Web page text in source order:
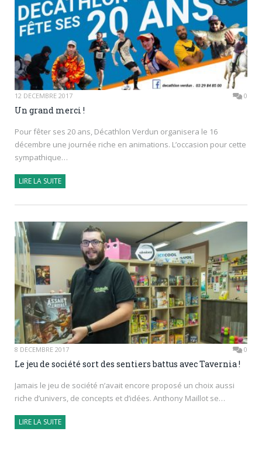
12 DÉCEMBRE 2017 0
Un grand merci !
Pour fêter ses 20 ans, Décathlon Verdun organisera le 16
décembre une journée riche en animations. L’occasion pour cette
sympathique…
LIRE LA SUITE
8 DÉCEMBRE 2017 0
Le jeu de société sort des sentiers battus avec Tavernia !
Jamais le jeu de société n’avait encore proposé un choix aussi
riche d’univers, de concepts et d’idées. Anthony Maillot se…
LIRE LA SUITE